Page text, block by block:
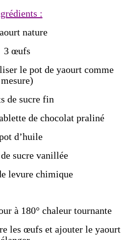
:
nature
3 œufs
le pot de yaourt comme
mesure)
de sucre fin
de chocolat praliné
d’huile
sucre vanillée
levure chimique
à 180° chaleur tournante
les œufs et ajouter le yaourt